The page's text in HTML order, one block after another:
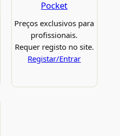
Pocket
Preços exclusivos para
profissionais.
Requer registo no site.
Registar/Entrar